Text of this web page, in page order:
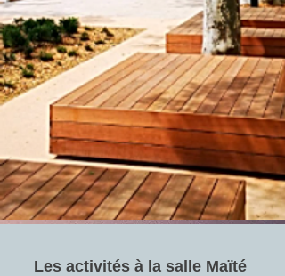
Les activités à la salle Maïté